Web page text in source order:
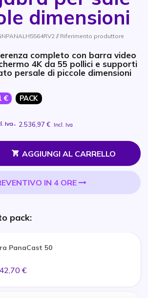
dimensioni
// Riferimento produttore
completo con barra video
4K da 55 pollici e supporti
persale di piccole dimensioni
€ PACK
Iva- 2.536,97 € Incl. Iva
AGGIUNGI AL CARRELLO
IN 4 ORE
pack:
PanaCast 50
€